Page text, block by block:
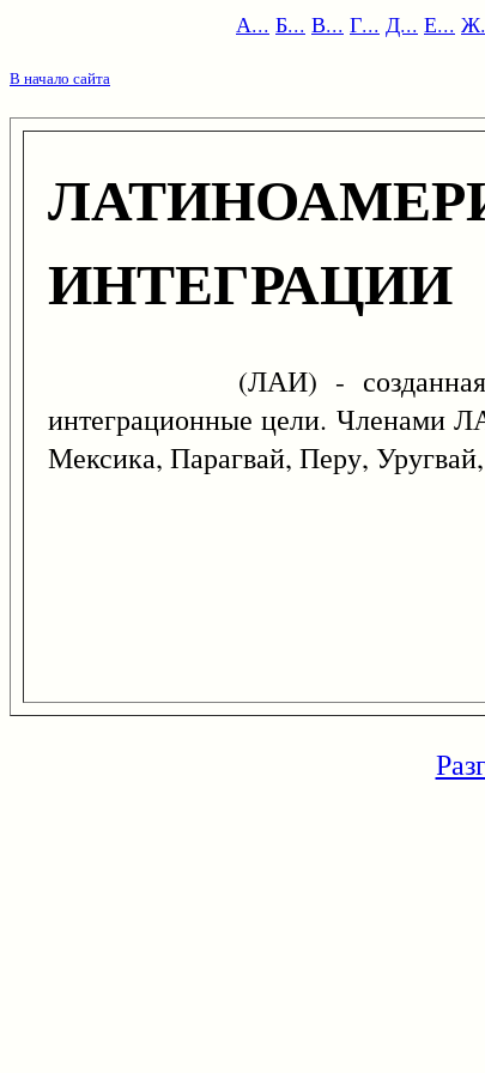
А... Б... В... Г... Д... Е...
В начало сайта
ИНТЕГРАЦИИ
(ЛАИ) - созданная в 1981
интеграционные цели. Членами
Мексика, Парагвай, Перу,